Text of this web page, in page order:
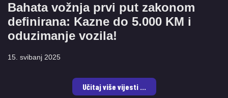
Bahata vožnja prvi put zakonom
definirana: Kazne do 5.000 KM i
oduzimanje vozila!
15. svibanj 2025
Učitaj više vijesti ...